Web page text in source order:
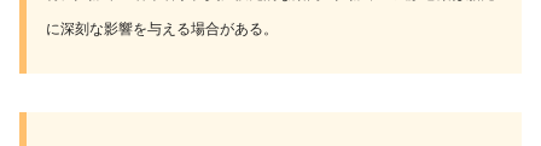
に深刻な影響を与える場合がある。